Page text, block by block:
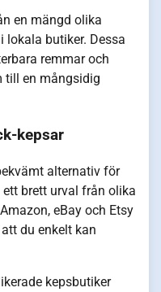
en mängd olika
lokala butiker. Dessa
remmar och
till en mångsidig
kepsar
alternativ för
brett urval från olika
eBay och Etsy
du enkelt kan
kepsbutiker